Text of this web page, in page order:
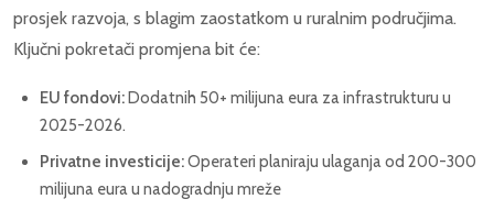
prosjek razvoja, s blagim zaostatkom u ruralnim područjima.
Ključni pokretači promjena bit će:
EU fondovi:Dodatnih 50+ milijuna eura za infrastrukturu u
2025-2026.
Privatne investicije:Operateri planiraju ulaganja od 200-300
milijuna eura u nadogradnju mreže